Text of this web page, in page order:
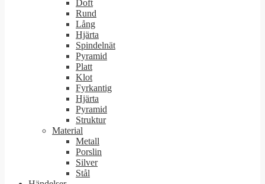
Doft
Rund
Lång
Hjärta
Spindelnät
Pyramid
Platt
Klot
Fyrkantig
Hjärta
Pyramid
Struktur
Material
Metall
Porslin
Silver
Stål